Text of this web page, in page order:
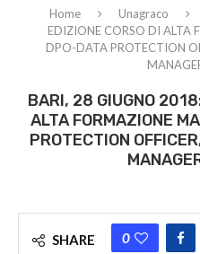
Home Unagraco
EDIZIONE CORSO DI ALTA
DPO-DATA PROTECTION
BARI, 28 GIUGNO
ALTA FORMAZIONE
PROTECTION
SHARE 0